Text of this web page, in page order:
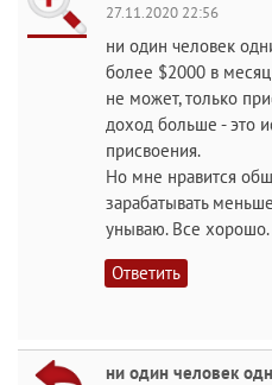
27.11.2020 22:56
ни один человек
более $2000 в месяц
не может, только
доход больше - это
присвоения.
Но мне нравится
зарабатывать
унываю. Все
Ответить
ни один человек